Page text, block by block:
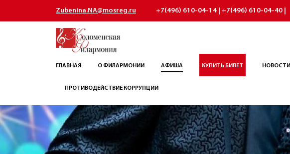
Zubenina.NA@mosreg.ru +7(496) 610-04-14 | +7(496) 610-04-40 |
ГЛАВНАЯ О ФИЛАРМОНИИ АФИША КУПИТЬ БИЛЕТ НОВОСТИ
ПРОТИВОДЕЙСТВИЕ КОРРУПЦИИ